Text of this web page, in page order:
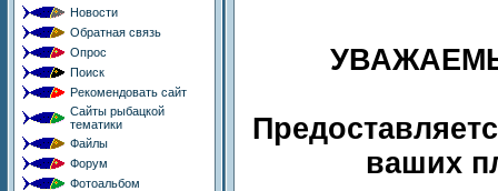
Новости
Обратная связь
Опрос
Поиск
Рекомендовать сайт
Сайты рыбацкой
тематики
Файлы
Форум
Фотоальбом
ваших